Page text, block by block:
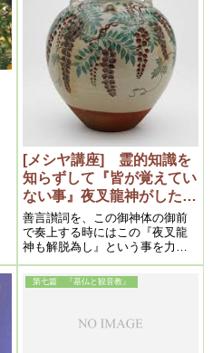
来て、零戦に片道の燃料しか積
ませないで、そして大きな爆弾
を一つ抱えさせて行っ
て・・・、
[メシヤ講座] 霊的知識を
知らずして『皆が覚えてい
ない事』夜叉龍神がしたこ
と 2015年11月⑥ （私
達の学び目からウロコの内
容より）
善言讃詞を、この御神体の御前
で奏上する時にはこの『夜叉龍
神も解脱為し』という事を力強
くですね、心を込めて発声して
頂きたいと思います。そうする
とですね、その部下達も“もう解
れば、その影響を受けない想念
第七篇 『基仏と観音教』